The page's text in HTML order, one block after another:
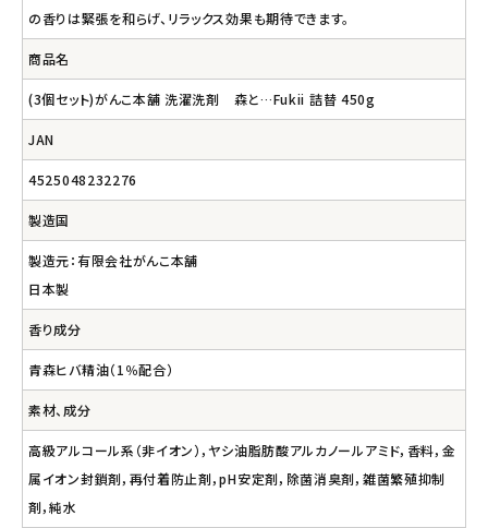
の香りは緊張を和らげ、リラックス効果も期待できます。
商品名
(3個セット)がんこ本舗 洗濯洗剤 森と…Fukii 詰替 450g
JAN
4525048232276
製造国
製造元：有限会社がんこ本舗
日本製
香り成分
青森ヒバ精油（1％配合）
素材、成分
高級アルコール系（非イオン），ヤシ油脂肪酸アルカノールアミド，香料，金
属イオン封鎖剤，再付着防止剤，pH安定剤，除菌消臭剤，雑菌繁殖抑制
剤，純水